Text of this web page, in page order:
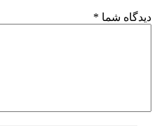
دیدگاه شما *